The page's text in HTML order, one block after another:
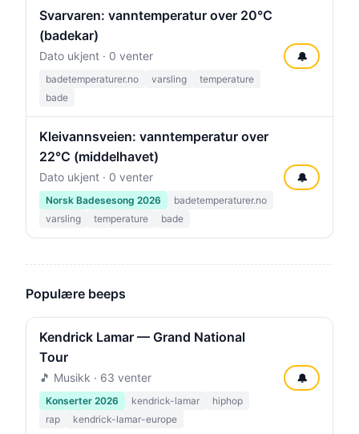
Svarvaren: vanntemperatur over 20°C
(badekar)
Dato ukjent · 0 venter
badetemperaturer.no varsling
temperature
bade
🔔
Kleivannsveien: vanntemperatur over
22°C (middelhavet)
Dato ukjent · 0 venter
Norsk Badesesong 2026
badetemperaturer.no
varsling
temperature bade
🔔
Populære beeps
Kendrick Lamar — Grand National
Tour
🎵 Musikk · 63 venter
Konserter 2026 kendrick-lamar
hiphop
rap
kendrick-lamar-europe
🔔